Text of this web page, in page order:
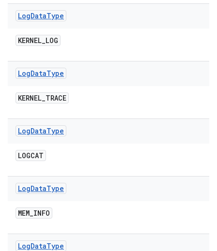
LogDataType
KERNEL_LOG
LogDataType
KERNEL_TRACE
LogDataType
LOGCAT
LogDataType
MEM_INFO
LogDataType